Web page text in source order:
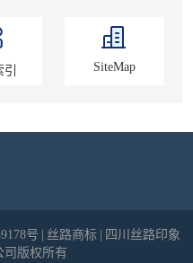
SiteMap
号 丝路商标
四川丝路印象
司版权所有